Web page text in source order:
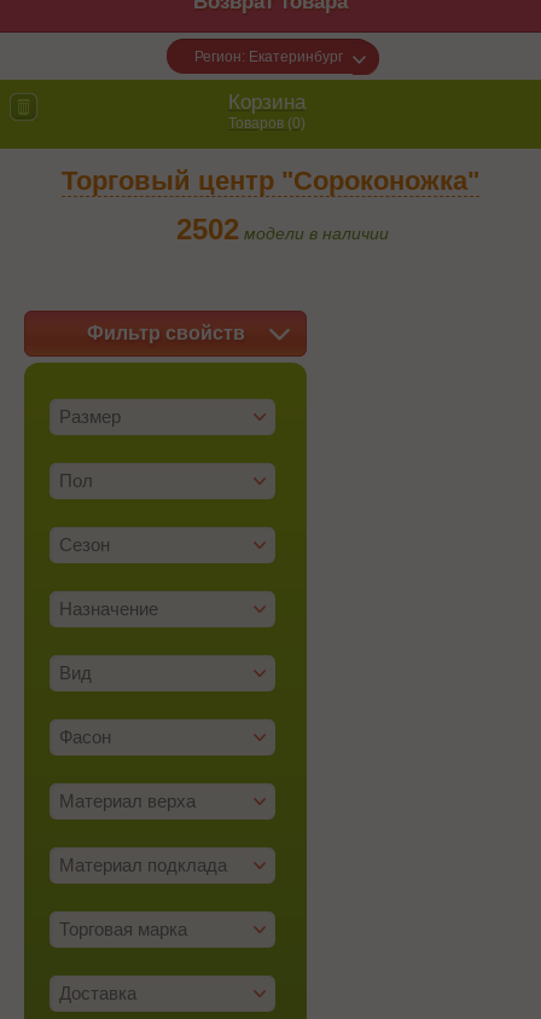
Регион: Екатеринбург
Корзина
Товаров (0)
Торговый центр "Сороконожка"
2502 модели в наличии
Фильтр свойств
Размер
Пол
Сезон
Назначение
Вид
Фасон
Материал верха
Материал подклада
Торговая марка
Доставка